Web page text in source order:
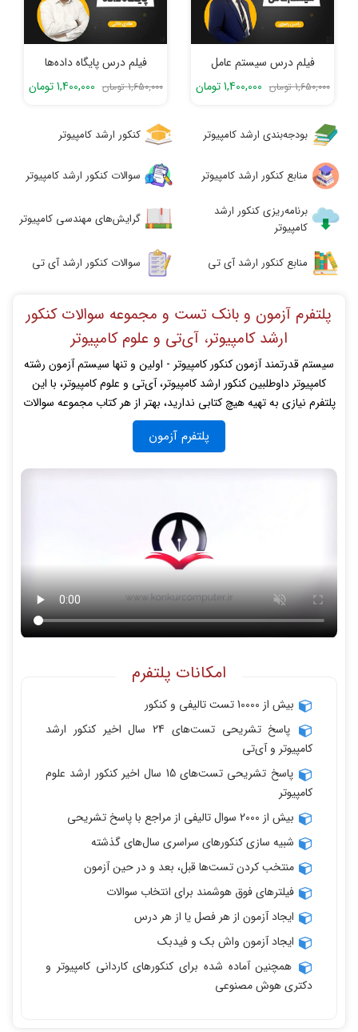
فیلم درس سیستم عامل
1,650,000 تومان
فیلم درس پایگاه داده‌ها
1,650,000 تومان
بودجه‌بندی ارشد کامپیوتر کنکور ارشد کامپیوتر
منابع کنکور ارشد کامپیوتر سوالات کنکور ارشد کامپیوتر
برنامه‌ریزی کنکور ارشد
کامپیوتر
گرایش‌های مهندسی کامپیوتر
منابع کنکور ارشد آی تی سوالات کنکور ارشد آی تی
پلتفرم آزمون و بانک تست و مجموعه سوالات کنکور
ارشد کامپیوتر، آی‌تی و علوم کامپیوتر
سیستم قدرتمند آزمون کنکور کامپیوتر - اولین و تنها سیستم آزمون رشته
کامپیوتر داوطلبین کنکور ارشد کامپیوتر، آی‌تی و علوم کامپیوتر، با این
پلتفرم نیازی به تهیه هیچ کتابی ندارید، بهتر از هر کتاب مجموعه سوالات
پلتفرم آزمون
امکانات پلتفرم
بیش از 10000 تست تالیفی و کنکور
پاسخ تشریحی تست‌های 24 سال اخیر کنکور ارشد
کامپیوتر و آی‌تی
پاسخ تشریحی تست‌های 15 سال اخیر کنکور ارشد علوم
کامپیوتر
بیش از 2000 سوال تالیفی از مراجع با پاسخ تشریحی
شبیه سازی کنکورهای سراسری سال‌های گذشته
منتخب کردن تست‌ها قبل، بعد و در حین آزمون
فیلترهای فوق هوشمند برای انتخاب سوالات
ایجاد آزمون از هر فصل یا از هر درس
ایجاد آزمون واش بک و فیدبک
همچنین آماده شده برای کنکورهای کاردانی کامپیوتر و
دکتری هوش مصنوعی